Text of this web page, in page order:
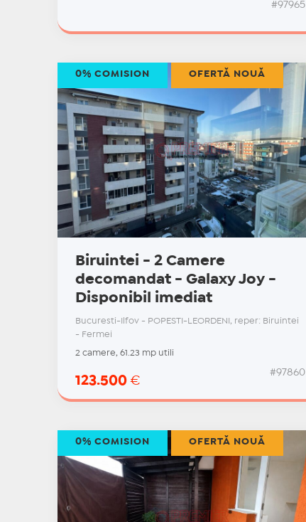
#97965
Biruintei - 2 Camere
decomandat - Galaxy Joy -
Disponibil imediat
Bucuresti-Ilfov - POPESTI-LEORDENI, reper: Biruintei
- Fermei
2 camere, 61.23 mp utili
123.500 €
#97860
0% COMISION OFERTĂ NOUĂ
0% COMISION OFERTĂ NOUĂ